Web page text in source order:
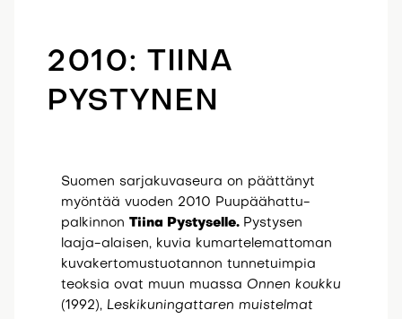
2010: TIINA
PYSTYNEN
Suomen sarjakuvaseura on päättänyt
myöntää vuoden 2010 Puupäähattu-
palkinnon Tiina Pystyselle. Pystysen
laaja-alaisen, kuvia kumartelemattoman
kuvakertomustuotannon tunnetuimpia
teoksia ovat muun muassa Onnen koukku
(1992), Leskikuningattaren muistelmat